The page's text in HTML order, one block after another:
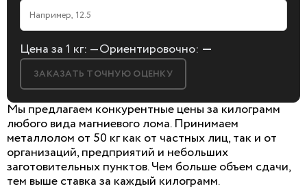
Цена за 1 кг: —Ориентировочно: —
ЗАКАЗАТЬ ТОЧНУЮ ОЦЕНКУ
БЕСПЛАТНАЯ КОНСУЛЬТАЦИЯ
И ОЦЕНКА ЛОМА
Мы предлагаем конкурентные цены за килограмм
любого вида магниевого лома. Принимаем
металлолом от 50 кг как от частных лиц, так и от
организаций, предприятий и небольших
заготовительных пунктов. Чем больше объем сдачи,
тем выше ставка за каждый килограмм.